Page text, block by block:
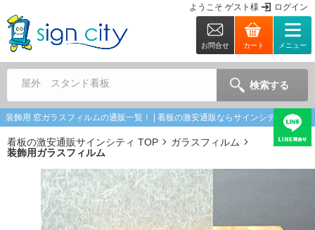
ようこそ ゲスト 様 ログイン
お問合せ カート メニュー
屋外 スタンド看板 検索する
装飾用 窓ガラスフィルムの通販一覧！ | 看板の激安通販ならサインシティ
看板の激安通販サインシティ TOP
ガラスフィルム
装飾用ガラスフィルム